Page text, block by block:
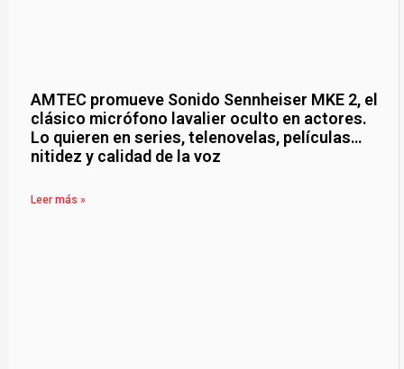
AMTEC promueve Sonido Sennheiser MKE 2, el
clásico micrófono lavalier oculto en actores.
Lo quieren en series, telenovelas, películas…
nitidez y calidad de la voz
Leer más »